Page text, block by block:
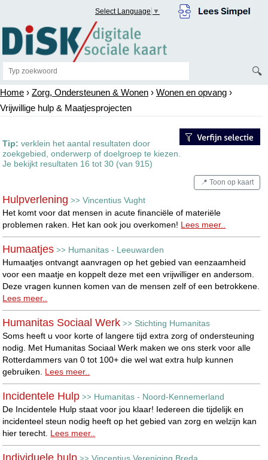
Select Language ▼
🔍
Home › Zorg, Ondersteunen & Wonen › Wonen en opvang ›
Vrijwillige hulp & Maatjesprojecten
Tip: verklein het aantal resultaten door
zoekgebied, onderwerp of doelgroep te kiezen.
Je bekijkt resultaten 16 tot 30 (van 915)
📍 Toon op kaart
Hulpverlening >>Vincentius Vught
Het komt voor dat mensen in acute financiële of materiële
problemen raken. Het kan ook jou overkomen! Lees meer..
Humaatjes >> Humanitas - Leeuwarden
Humaatjes ontvangt aanvragen op het gebied van eenzaamheid
voor een maatje en koppelt deze met een vrijwilliger en andersom.
Deze vragen kunnen komen van de mensen zelf of een betrokkene.
Lees meer..
Humanitas Sociaal Werk >> Stichting Humanitas
Soms heeft u voor korte of langere tijd extra zorg of ondersteuning
nodig. Met Humanitas Sociaal Werk maken we ons sterk voor alle
Rotterdammers van 0 tot 100+ die wel wat extra hulp kunnen
gebruiken. Lees meer..
Incidentele Hulp >> Humanitas - Noord-Kennemerland
De Incidentele Hulp staat voor jou klaar! Iedereen die tijdelijk en
incidenteel steun nodig heeft op het gebied van zorg en welzijn kan
hier terecht. Lees meer..
Individuele hulp
Vincentius Vereniging Breda